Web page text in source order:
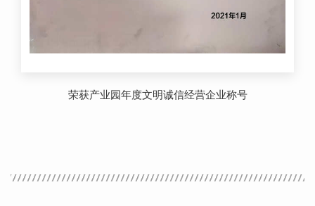
荣获产业园年度文明诚信经营企业称号